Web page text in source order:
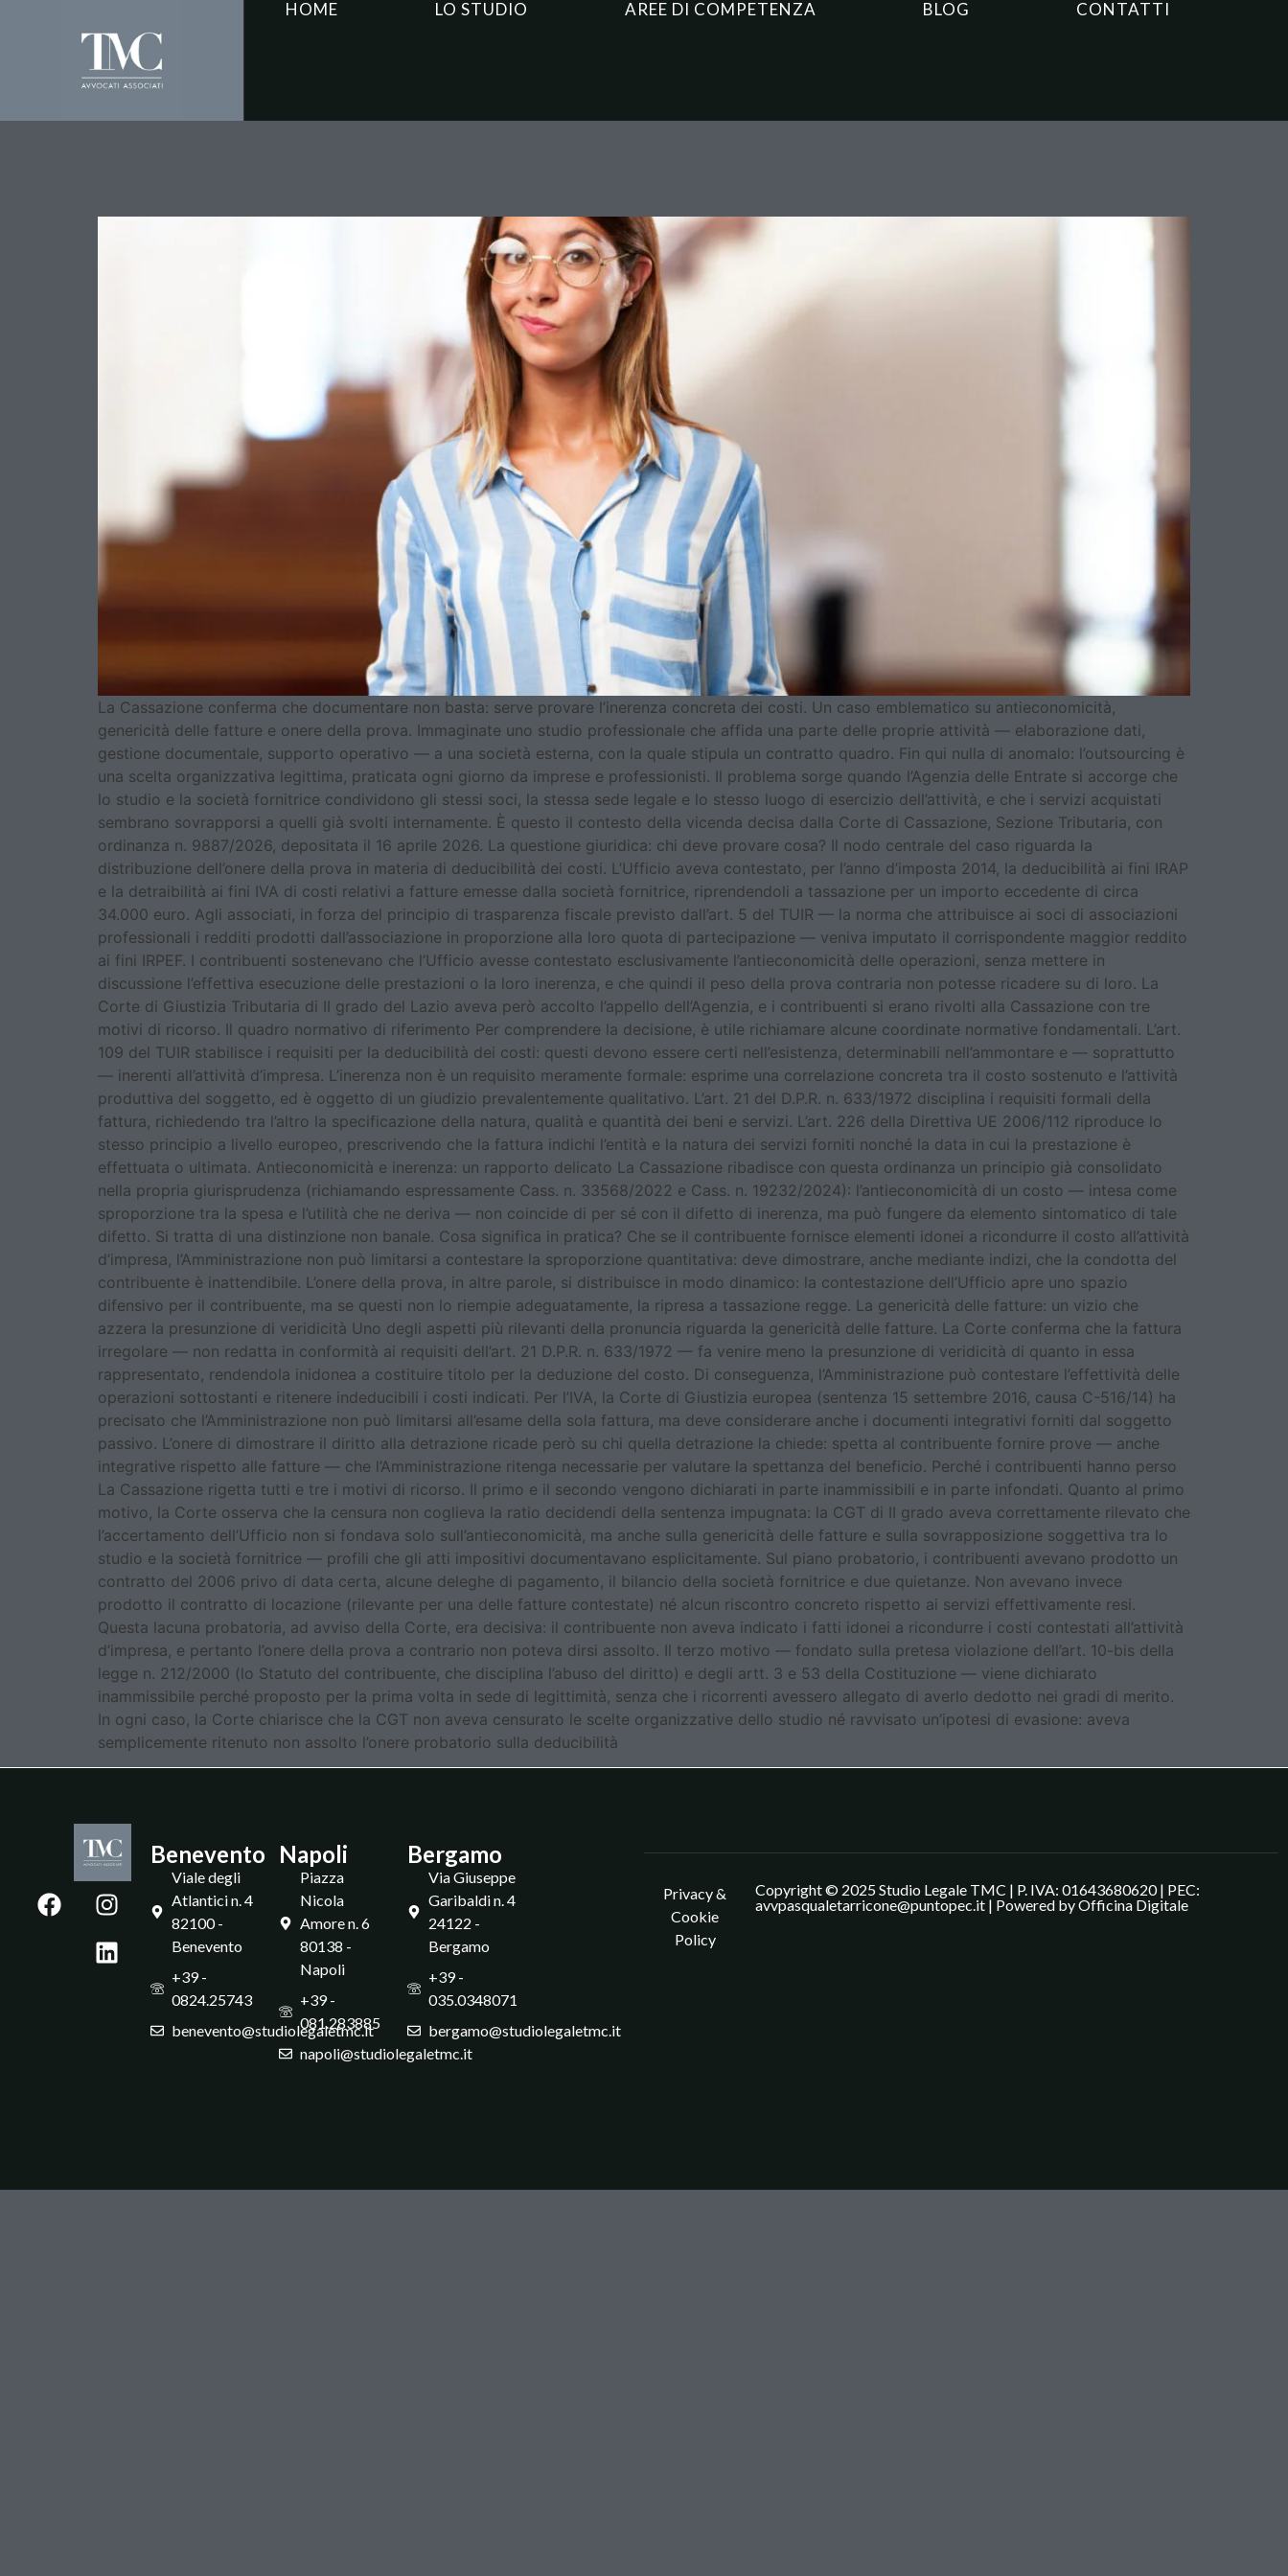
HOME LO STUDIO AREE DI COMPETENZA BLOG CONTATTI
La Cassazione conferma che documentare non basta: serve provare l’inerenza concreta dei costi. Un caso emblematico su antieconomicità,
genericità delle fatture e onere della prova. Immaginate uno studio professionale che affida una parte delle proprie attività — elaborazione dati,
gestione documentale, supporto operativo — a una società esterna, con la quale stipula un contratto quadro. Fin qui nulla di anomalo: l’outsourcing è
una scelta organizzativa legittima, praticata ogni giorno da imprese e professionisti. Il problema sorge quando l’Agenzia delle Entrate si accorge che
lo studio e la società fornitrice condividono gli stessi soci, la stessa sede legale e lo stesso luogo di esercizio dell’attività, e che i servizi acquistati
sembrano sovrapporsi a quelli già svolti internamente. È questo il contesto della vicenda decisa dalla Corte di Cassazione, Sezione Tributaria, con
ordinanza n. 9887/2026, depositata il 16 aprile 2026. La questione giuridica: chi deve provare cosa? Il nodo centrale del caso riguarda la
distribuzione dell’onere della prova in materia di deducibilità dei costi. L’Ufficio aveva contestato, per l’anno d’imposta 2014, la deducibilità ai fini IRAP
e la detraibilità ai fini IVA di costi relativi a fatture emesse dalla società fornitrice, riprendendoli a tassazione per un importo eccedente di circa
34.000 euro. Agli associati, in forza del principio di trasparenza fiscale previsto dall’art. 5 del TUIR — la norma che attribuisce ai soci di associazioni
professionali i redditi prodotti dall’associazione in proporzione alla loro quota di partecipazione — veniva imputato il corrispondente maggior reddito
ai fini IRPEF. I contribuenti sostenevano che l’Ufficio avesse contestato esclusivamente l’antieconomicità delle operazioni, senza mettere in
discussione l’effettiva esecuzione delle prestazioni o la loro inerenza, e che quindi il peso della prova contraria non potesse ricadere su di loro. La
Corte di Giustizia Tributaria di II grado del Lazio aveva però accolto l’appello dell’Agenzia, e i contribuenti si erano rivolti alla Cassazione con tre
motivi di ricorso. Il quadro normativo di riferimento Per comprendere la decisione, è utile richiamare alcune coordinate normative fondamentali. L’art.
109 del TUIR stabilisce i requisiti per la deducibilità dei costi: questi devono essere certi nell’esistenza, determinabili nell’ammontare e — soprattutto
— inerenti all’attività d’impresa. L’inerenza non è un requisito meramente formale: esprime una correlazione concreta tra il costo sostenuto e l’attività
produttiva del soggetto, ed è oggetto di un giudizio prevalentemente qualitativo. L’art. 21 del D.P.R. n. 633/1972 disciplina i requisiti formali della
fattura, richiedendo tra l’altro la specificazione della natura, qualità e quantità dei beni e servizi. L’art. 226 della Direttiva UE 2006/112 riproduce lo
stesso principio a livello europeo, prescrivendo che la fattura indichi l’entità e la natura dei servizi forniti nonché la data in cui la prestazione è
effettuata o ultimata. Antieconomicità e inerenza: un rapporto delicato La Cassazione ribadisce con questa ordinanza un principio già consolidato
nella propria giurisprudenza (richiamando espressamente Cass. n. 33568/2022 e Cass. n. 19232/2024): l’antieconomicità di un costo — intesa come
sproporzione tra la spesa e l’utilità che ne deriva — non coincide di per sé con il difetto di inerenza, ma può fungere da elemento sintomatico di tale
difetto. Si tratta di una distinzione non banale. Cosa significa in pratica? Che se il contribuente fornisce elementi idonei a ricondurre il costo all’attività
d’impresa, l’Amministrazione non può limitarsi a contestare la sproporzione quantitativa: deve dimostrare, anche mediante indizi, che la condotta del
contribuente è inattendibile. L’onere della prova, in altre parole, si distribuisce in modo dinamico: la contestazione dell’Ufficio apre uno spazio
difensivo per il contribuente, ma se questi non lo riempie adeguatamente, la ripresa a tassazione regge. La genericità delle fatture: un vizio che
azzera la presunzione di veridicità Uno degli aspetti più rilevanti della pronuncia riguarda la genericità delle fatture. La Corte conferma che la fattura
irregolare — non redatta in conformità ai requisiti dell’art. 21 D.P.R. n. 633/1972 — fa venire meno la presunzione di veridicità di quanto in essa
rappresentato, rendendola inidonea a costituire titolo per la deduzione del costo. Di conseguenza, l’Amministrazione può contestare l’effettività delle
operazioni sottostanti e ritenere indeducibili i costi indicati. Per l’IVA, la Corte di Giustizia europea (sentenza 15 settembre 2016, causa C-516/14) ha
precisato che l’Amministrazione non può limitarsi all’esame della sola fattura, ma deve considerare anche i documenti integrativi forniti dal soggetto
passivo. L’onere di dimostrare il diritto alla detrazione ricade però su chi quella detrazione la chiede: spetta al contribuente fornire prove — anche
integrative rispetto alle fatture — che l’Amministrazione ritenga necessarie per valutare la spettanza del beneficio. Perché i contribuenti hanno perso
La Cassazione rigetta tutti e tre i motivi di ricorso. Il primo e il secondo vengono dichiarati in parte inammissibili e in parte infondati. Quanto al primo
motivo, la Corte osserva che la censura non coglieva la ratio decidendi della sentenza impugnata: la CGT di II grado aveva correttamente rilevato che
l’accertamento dell’Ufficio non si fondava solo sull’antieconomicità, ma anche sulla genericità delle fatture e sulla sovrapposizione soggettiva tra lo
studio e la società fornitrice — profili che gli atti impositivi documentavano esplicitamente. Sul piano probatorio, i contribuenti avevano prodotto un
contratto del 2006 privo di data certa, alcune deleghe di pagamento, il bilancio della società fornitrice e due quietanze. Non avevano invece
prodotto il contratto di locazione (rilevante per una delle fatture contestate) né alcun riscontro concreto rispetto ai servizi effettivamente resi.
Questa lacuna probatoria, ad avviso della Corte, era decisiva: il contribuente non aveva indicato i fatti idonei a ricondurre i costi contestati all’attività
d’impresa, e pertanto l’onere della prova a contrario non poteva dirsi assolto. Il terzo motivo — fondato sulla pretesa violazione dell’art. 10-bis della
legge n. 212/2000 (lo Statuto del contribuente, che disciplina l’abuso del diritto) e degli artt. 3 e 53 della Costituzione — viene dichiarato
inammissibile perché proposto per la prima volta in sede di legittimità, senza che i ricorrenti avessero allegato di averlo dedotto nei gradi di merito.
In ogni caso, la Corte chiarisce che la CGT non aveva censurato le scelte organizzative dello studio né ravvisato un’ipotesi di evasione: aveva
semplicemente ritenuto non assolto l’onere probatorio sulla deducibilità
Benevento
Viale degli
Atlantici n. 4
82100 -
Benevento
+39 -
0824.25743
benevento@studiolegaletmc.it
Napoli
Piazza
Nicola
Amore n. 6
80138 -
Napoli
+39 -
081.283885
napoli@studiolegaletmc.it
Bergamo
Via Giuseppe
Garibaldi n. 4
24122 -
Bergamo
+39 -
035.0348071
bergamo@studiolegaletmc.it
Privacy &
Cookie
Policy
Copyright © 2025 Studio Legale TMC | P. IVA: 01643680620 | PEC:
avvpasqualetarricone@puntopec.it | Powered byOfficina Digitale